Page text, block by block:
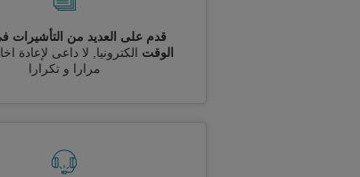
قدم على العديد من
الوقت الكترونيا, لا داعى لإعادة
مرارا و تكرارا